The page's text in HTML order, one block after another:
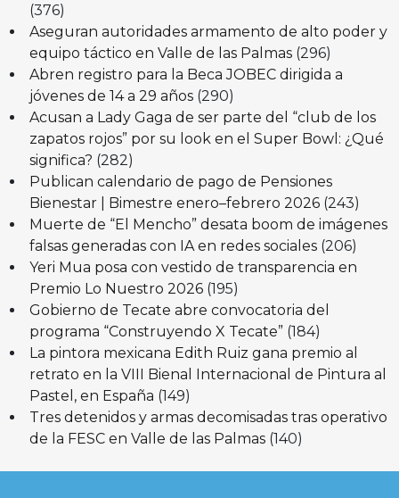
(376)
Aseguran autoridades armamento de alto poder y
equipo táctico en Valle de las Palmas (296)
Abren registro para la Beca JOBEC dirigida a
jóvenes de 14 a 29 años (290)
Acusan a Lady Gaga de ser parte del “club de los
zapatos rojos” por su look en el Super Bowl: ¿Qué
significa? (282)
Publican calendario de pago de Pensiones
Bienestar | Bimestre enero–febrero 2026 (243)
Muerte de “El Mencho” desata boom de imágenes
falsas generadas con IA en redes sociales (206)
Yeri Mua posa con vestido de transparencia en
Premio Lo Nuestro 2026 (195)
Gobierno de Tecate abre convocatoria del
programa “Construyendo X Tecate” (184)
La pintora mexicana Edith Ruiz gana premio al
retrato en la VIII Bienal Internacional de Pintura al
Pastel, en España (149)
Tres detenidos y armas decomisadas tras operativo
de la FESC en Valle de las Palmas (140)